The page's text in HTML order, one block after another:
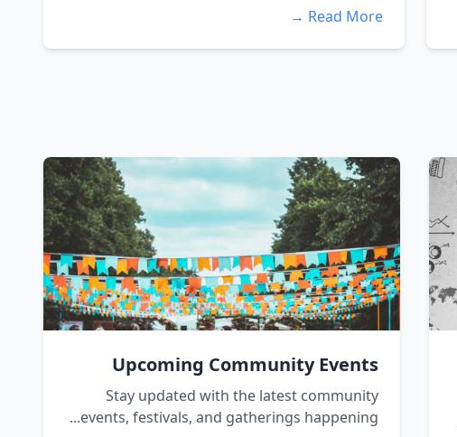
Read More →
Upcoming Community Events
Stay updated with the latest community
events, festivals, and gatherings happening...